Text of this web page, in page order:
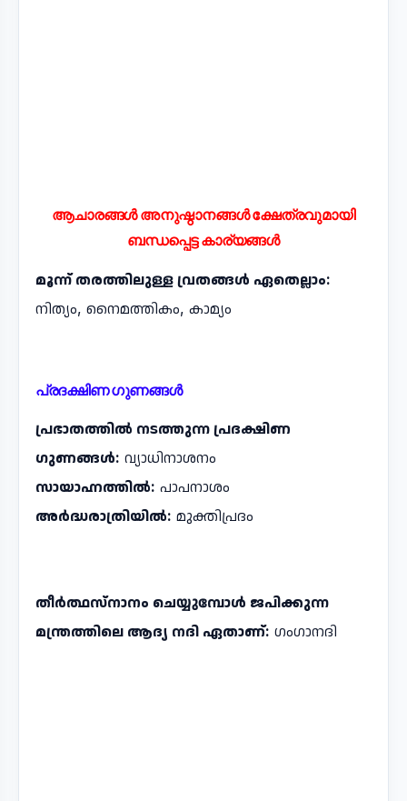
ആചാരങ്ങൾ അനുഷ്ഠാനങ്ങൾ ക്ഷേത്രവുമായി
ബന്ധപ്പെട്ട കാര്യങ്ങൾ
മൂന്ന് തരത്തിലുള്ള വ്രതങ്ങൾ ഏതെല്ലാം:
നിത്യം, നൈമത്തികം, കാമ്യം
പ്രദക്ഷിണ ഗുണങ്ങൾ
പ്രഭാതത്തിൽ നടത്തുന്ന പ്രദക്ഷിണ
ഗുണങ്ങൾ: വ്യാധിനാശനം
സായാഹ്നത്തിൽ: പാപനാശം
അർദ്ധരാത്രിയിൽ: മുക്തിപ്രദം
തീർത്ഥസ്നാനം ചെയ്യുമ്പോൾ ജപിക്കുന്ന
മന്ത്രത്തിലെ ആദ്യ നദി ഏതാണ്: ഗംഗാനദി